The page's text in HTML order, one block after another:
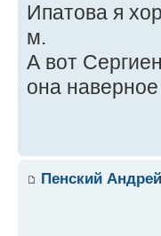
Ипатова я
м.
А вот
она
Пенский Андрей